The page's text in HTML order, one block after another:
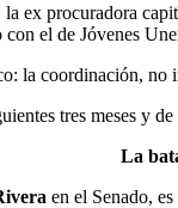
la ex procuradora
el de Jóvenes
la coordinación,
tres meses y
La
en el Senado,